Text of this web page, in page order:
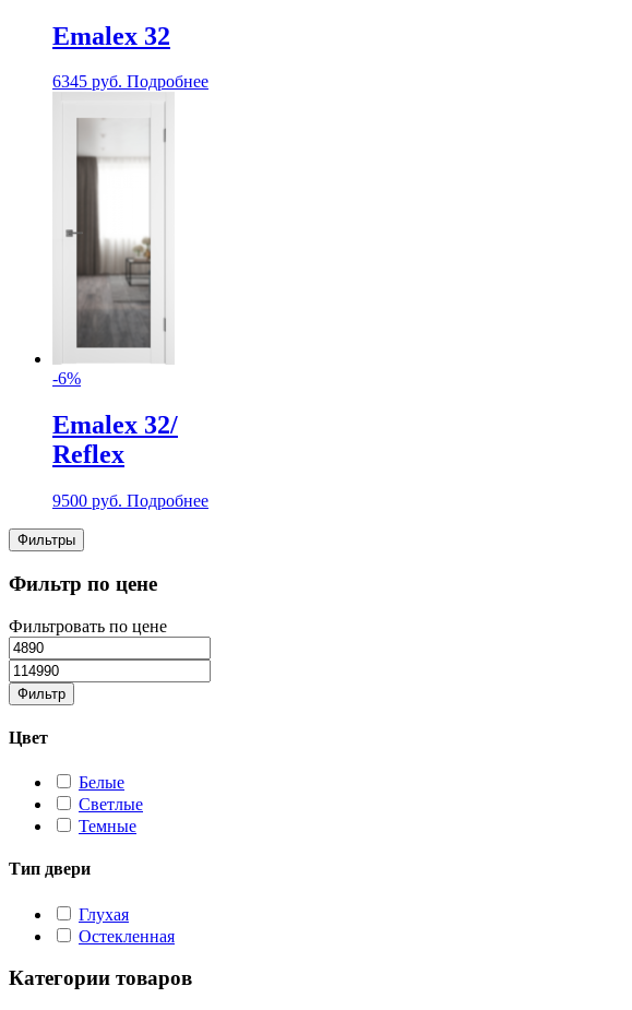
Emalex 32
6345 руб. Подробнее
-6%
Emalex 32/
Reflex
9500 руб. Подробнее
Фильтры
Фильтр по цене
Фильтровать по цене
Фильтр
Цвет
Белые
Светлые
Темные
Тип двери
Глухая
Остекленная
Категории товаров